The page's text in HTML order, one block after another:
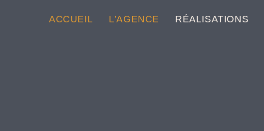
ACCUEIL L’AGENCE RÉALISATIONS